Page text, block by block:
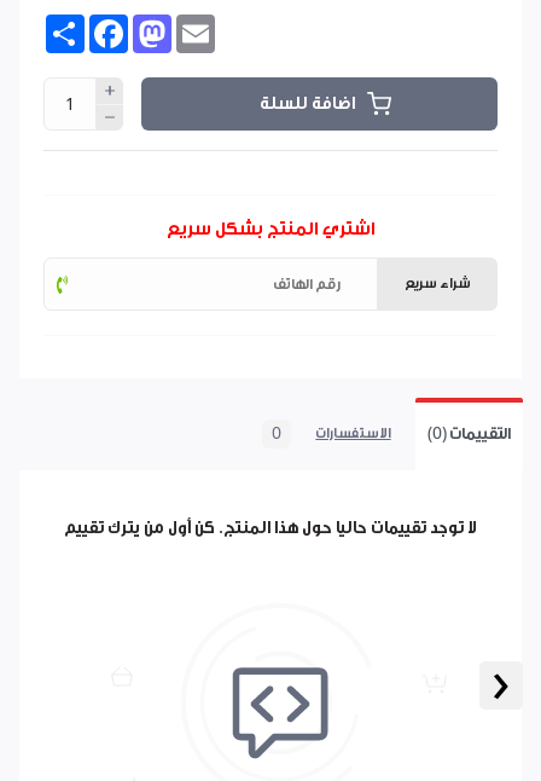
‹
Share FacebookMastodon
اضافة للسلة
اشتري المنتج بشكل سريع
شراء سريع
التقييمات (0) الاستفسارات 0
لا توجد تقييمات حاليا حول هذا المنتج. كن أول من يترك تقييم